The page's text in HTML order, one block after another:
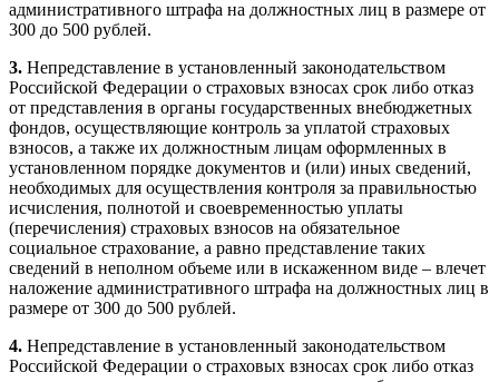
административного штрафа на должностных лиц в размере от
300 до 500 рублей.
3. Непредставление в установленный законодательством
Российской Федерации о страховых взносах срок либо отказ
от представления в органы государственных внебюджетных
фондов, осуществляющие контроль за уплатой страховых
взносов, а также их должностным лицам оформленных в
установленном порядке документов и (или) иных сведений,
необходимых для осуществления контроля за правильностью
исчисления, полнотой и своевременностью уплаты
(перечисления) страховых взносов на обязательное
социальное страхование, а равно представление таких
сведений в неполном объеме или в искаженном виде – влечет
наложение административного штрафа на должностных лиц в
размере от 300 до 500 рублей.
4. Непредставление в установленный законодательством
Российской Федерации о страховых взносах срок либо отказ